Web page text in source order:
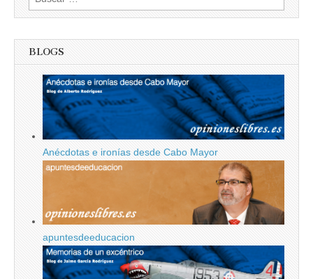
BLOGS
Anécdotas e ironías desde Cabo Mayor
apuntesdeeducacion